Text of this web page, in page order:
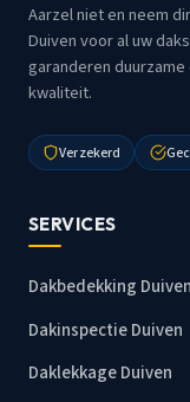
Aarzel niet en neem
Duiven voor al uw
garanderen
kwaliteit.
Verzekerd
SERVICES
Dakbedekking Duiven
Dakinspectie Duiven
Daklekkage Duiven